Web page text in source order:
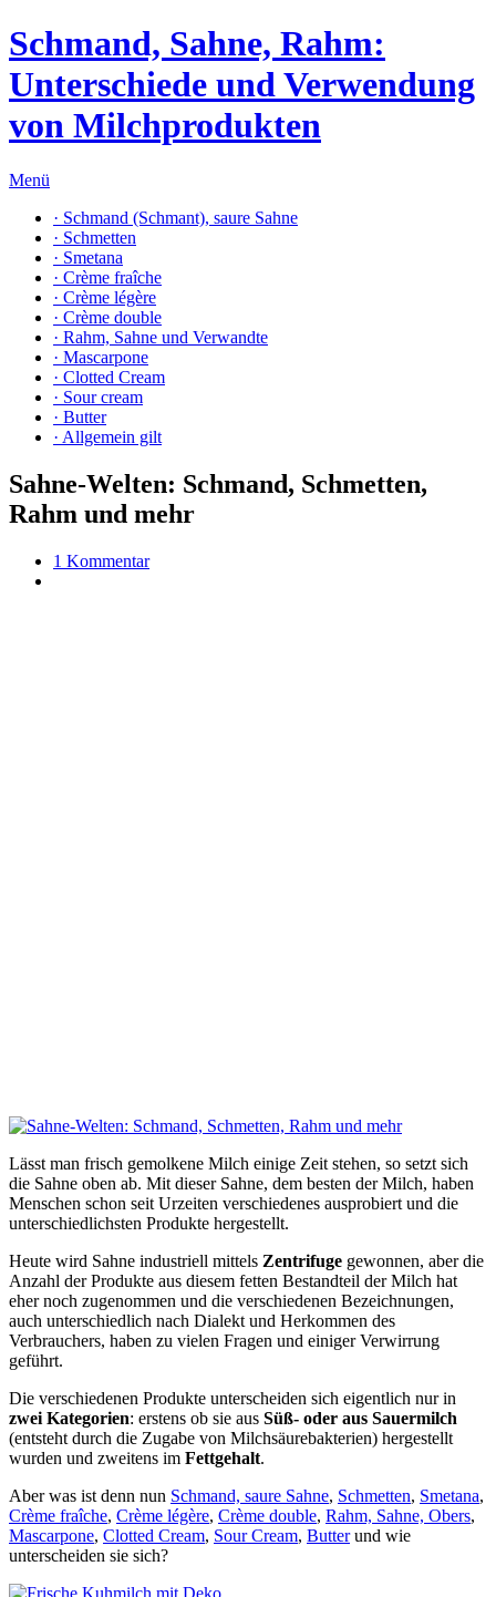
Schmand, Sahne, Rahm:
Unterschiede und Verwendung
von Milchprodukten
Menü
· Schmand (Schmant), saure Sahne
· Schmetten
· Smetana
· Crème fraîche
· Crème légère
· Crème double
· Rahm, Sahne und Verwandte
· Mascarpone
· Clotted Cream
· Sour cream
· Butter
· Allgemein gilt
Sahne-Welten: Schmand, Schmetten,
Rahm und mehr
1 Kommentar
Lässt man frisch gemolkene Milch einige Zeit stehen, so setzt sich
die Sahne oben ab. Mit dieser Sahne, dem besten der Milch, haben
Menschen schon seit Urzeiten verschiedenes ausprobiert und die
unterschiedlichsten Produkte hergestellt.
Heute wird Sahne industriell mittels Zentrifuge gewonnen, aber die
Anzahl der Produkte aus diesem fetten Bestandteil der Milch hat
eher noch zugenommen und die verschiedenen Bezeichnungen,
auch unterschiedlich nach Dialekt und Herkommen des
Verbrauchers, haben zu vielen Fragen und einiger Verwirrung
geführt.
Die verschiedenen Produkte unterscheiden sich eigentlich nur in
zwei Kategorien: erstens ob sie aus Süß- oder aus Sauermilch
(entsteht durch die Zugabe von Milchsäurebakterien) hergestellt
wurden und zweitens im Fettgehalt.
Aber was ist denn nun Schmand, saure Sahne, Schmetten, Smetana,
Crème fraîche, Crème légère, Crème double, Rahm, Sahne, Obers,
Mascarpone, Clotted Cream, Sour Cream, Butterund wie
unterscheiden sie sich?